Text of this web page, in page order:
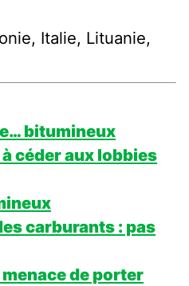
Italie, Lituanie,
bitumineux
céder aux lobbies
carburants : pas
de porter